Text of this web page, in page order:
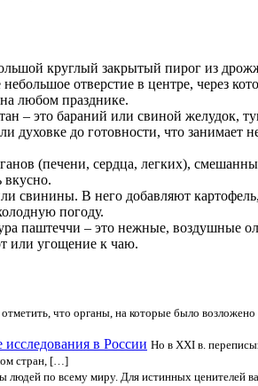
круглый закрытый пирог из
отверстие в центре, через
любом празднике.
– это бараний или свиной желудок,
до готовности, что занимает
(печени, сердца, легких),
вкусно.
В него добавляют картофель,
погоду.
паштеччи – это нежные, воздушные
или угощение к чаю.
что органы, на которые было
в России Но в XXI в.
стран, […]
по всему миру. Для истинных ценителей